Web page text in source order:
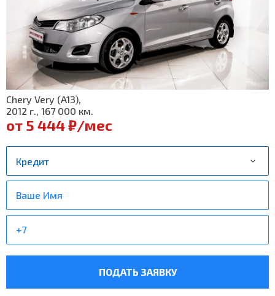
Chery Very (A13),
2012 г., 167 000 км.
от 5 444 ₽/мес
ПОДАТЬ ЗАЯВКУ